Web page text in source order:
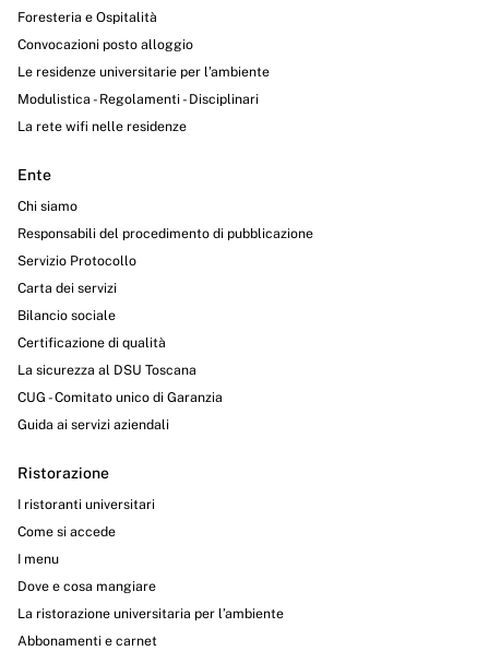
Foresteria e Ospitalità
Convocazioni posto alloggio
Le residenze universitarie per l’ambiente
Modulistica - Regolamenti - Disciplinari
La rete wifi nelle residenze
Ente
Chi siamo
Responsabili del procedimento di pubblicazione
Servizio Protocollo
Carta dei servizi
Bilancio sociale
Certificazione di qualità
La sicurezza al DSU Toscana
CUG - Comitato unico di Garanzia
Guida ai servizi aziendali
Ristorazione
I ristoranti universitari
Come si accede
I menu
Dove e cosa mangiare
La ristorazione universitaria per l’ambiente
Abbonamenti e carnet